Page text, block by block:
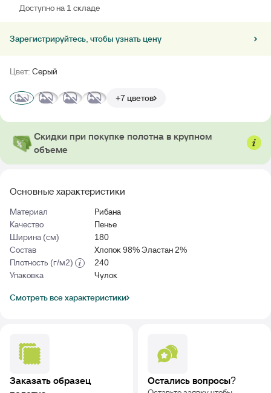
Основные характеристики
Материал
Рибана
Качество
Пенье
Ширина (см)
180
Состав
Хлопок 98% Эластан 2%
Плотность (г/м2)
240
Упаковка
Чулок
Смотреть все характеристики
Доступно на 1 складе
Зарегистрируйтесь, чтобы узнать цену
Цвет: Серый
+7 цветов
Скидки при покупке полотна в крупном
объеме
Заказать образец
Остались вопросы?